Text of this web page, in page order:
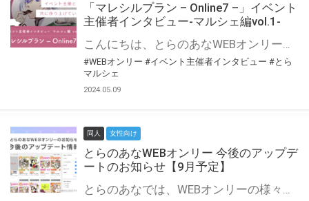
「マレシルプラン – Online7 –」イベント
主催者インタビュー-マルシェ編vol.1-
こんにちは、とらのあなWEBオンリー運営スタッフです。 新たにお届けする、イベント主催者インタビュー-マルシェ編-は、 とらのあなWEBオンリー「マルシェ」をご利用した主催様に 「マルシェ」を使って開催した感想や心がけをお聞きする企画です。 今回は、WEBオンリー開催7回目迎えた「マレシルプラン – Online7 –」より、 主催の玉川うた様にお話を伺いました。 ▼マレシルプランのインタビュー前回記事 「イベント主催者インタビュー vol.6」はこちら 協力：玉川うた様（マレシルプラン実行委員会 代表）／イベント公式Twitter（@mallesil_plan） とらのあなWEBオンリー「マルシェ」とは？ WEBオンリーでリアルタイムでコミュニケーションがとれるオンライン会場です。
#WEBオンリー #イベント主催者インタビュー #とら
マルシェ
2024.05.09
同人 女性向け
とらのあなWEBオンリー 今後のアップデ
ートのお知らせ【9月予定】
とらのあなでは、WEBオンリーの様々な支援を実施しています。 今回は2021年9月に実装を予定しているアップデート情報についてご紹介いたします。 とらのあなWEBオンリーサイトはこちら